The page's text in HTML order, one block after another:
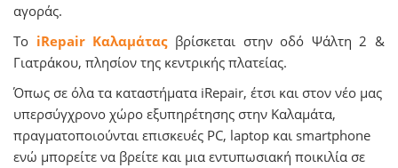
αγοράς.
Το iRepair Καλαμάτας βρίσκεται στην οδό Ψάλτη 2 &
Γιατράκου, πλησίον της κεντρικής πλατείας.
Όπως σε όλα τα καταστήματα iRepair, έτσι και στον νέο μας
υπερσύγχρονο χώρο εξυπηρέτησης στην Καλαμάτα,
πραγματοποιούνται επισκευές PC, laptop και smartphone
ενώ μπορείτε να βρείτε και μια εντυπωσιακή ποικιλία σε